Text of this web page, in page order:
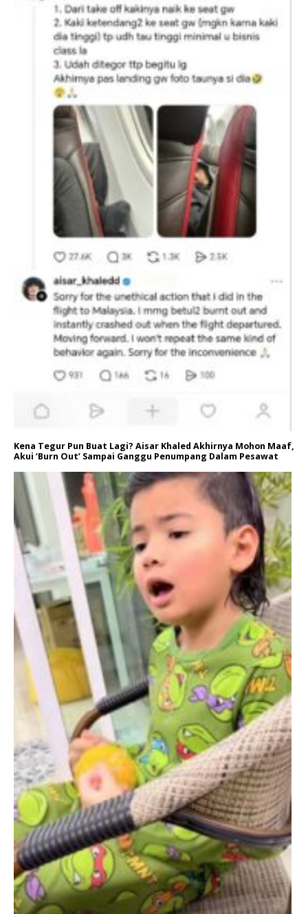
Kena Tegur Pun Buat Lagi? Aisar Khaled Akhirnya Mohon Maaf,
Akui ‘Burn Out’ Sampai Ganggu Penumpang Dalam Pesawat